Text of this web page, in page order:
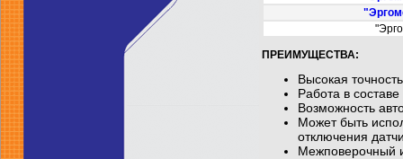
ПРЕИМУЩЕСТВА:
Высокая
Работа в
Возможность
Может быть
отключения
Межповерочный